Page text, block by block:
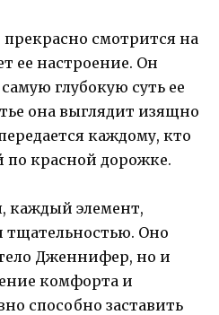
прекрасно смотрится на
ее настроение. Он
глубокую суть ее
она выглядит изящно
каждому, кто
по красной дорожке.
каждый элемент,
Оно
Дженнифер, но и
комфорта и
способно заставить